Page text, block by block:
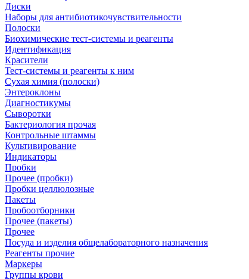
Диски
Наборы для антибиотикочувствительности
Полоски
Биохимические тест-системы и реагенты
Идентификация
Красители
Тест-системы и реагенты к ним
Сухая химия (полоски)
Энтероклоны
Диагностикумы
Сыворотки
Бактериология прочая
Контрольные штаммы
Культивирование
Индикаторы
Пробки
Прочее (пробки)
Пробки целлюлозные
Пакеты
Пробоотборники
Прочее (пакеты)
Прочее
Посуда и изделия общелабораторного назначения
Реагенты прочие
Маркеры
Группы крови